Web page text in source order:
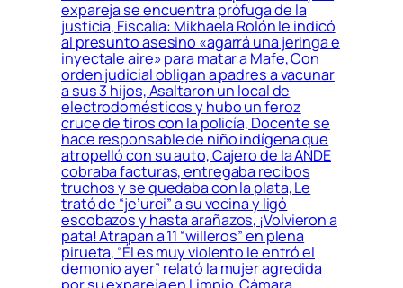
expareja se encuentra prófuga de la
justicia, Fiscalía: Mikhaela Rolón le indicó
al presunto asesino «agarrá una jeringa e
inyectale aire» para matar a Mafe, Con
orden judicial obligan a padres a vacunar
a sus 3 hijos, Asaltaron un local de
electrodomésticos y hubo un feroz
cruce de tiros con la policía, Docente se
hace responsable de niño indígena que
atropelló con su auto, Cajero de la ANDE
cobraba facturas, entregaba recibos
truchos y se quedaba con la plata, Le
trató de “je’urei” a su vecina y ligó
escobazos y hasta arañazos, ¡Volvieron a
pata! Atrapan a 11 “willeros” en plena
pirueta, “Él es muy violento le entró el
demonio ayer” relató la mujer agredida